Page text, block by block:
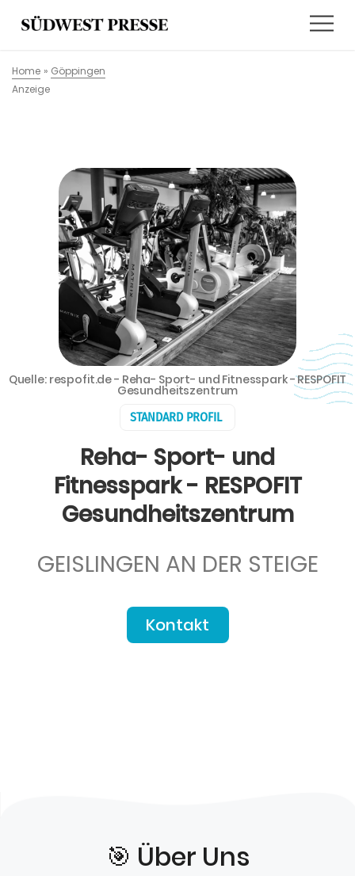
Home » Göppingen
Anzeige
STANDARD PROFIL
Reha- Sport- und
Fitnesspark - RESPOFIT
Gesundheitszentrum
GEISLINGEN AN DER STEIGE
Kontakt
Quelle: respofit.de - Reha- Sport- und Fitnesspark - RESPOFIT
Gesundheitszentrum
🎯️ Über Uns